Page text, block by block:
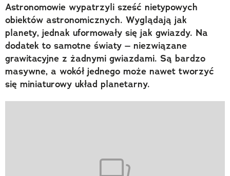
Astronomowie wypatrzyli sześć nietypowych
obiektów astronomicznych. Wyglądają jak
planety, jednak uformowały się jak gwiazdy. Na
dodatek to samotne światy – niezwiązane
grawitacyjne z żadnymi gwiazdami. Są bardzo
masywne, a wokół jednego może nawet tworzyć
się miniaturowy układ planetarny.